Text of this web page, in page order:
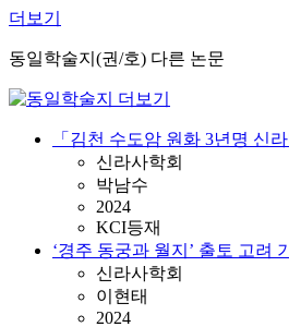
더보기
동일학술지(권/호) 다른 논문
「김천 수도암 원화 3년명 신
신라사학회
박남수
2024
KCI등재
‘경주 동궁과 월지’ 출토 고려
신라사학회
이현태
2024